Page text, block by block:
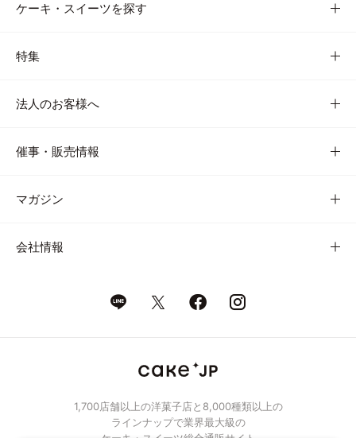
ケーキ・スイーツを探す
特集
法人のお客様へ
催事・販売情報
マガジン
会社情報
1,700店舗以上の洋菓子店と8,000種類以上の
ラインナップで業界最大級の